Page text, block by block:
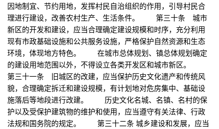
因地制宜、节约用地，发挥村民自治组织的作用，引导村民合
理进行建设，改善农村生产、生活条件。 第三十条 城市
新区的开发和建设，应当合理确定建设规模和时序，充分利用
现有市政基础设施和公共服务设施，严格保护自然资源和生态
环境，体现地方特色。 在城市总体规划、镇总体规划确定
的建设用地范围以外，不得设立各类开发区和城市新区。
第三十一条 旧城区的改建，应当保护历史文化遗产和传统风
貌，合理确定拆迁和建设规模，有计划地对危房集中、基础设
施落后等地段进行改建。 历史文化名城、名镇、名村的保
护以及受保护建筑物的维护和使用，应当遵守有关法律、行政
法规和国务院的规定。 第三十二条 城乡建设和发展，应当